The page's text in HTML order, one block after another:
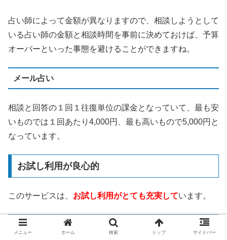
占い師によって金額が異なりますので、相談しようとして
いる占い師の金額と相談時間を事前に決めておけば、予算
オーバーといった事態を避けることができますね。
メール占い
相談と回答の１回１往復単位の課金となっていて、最も安
いものでは１回あたり4,000円、最も高いもので5,000円と
なっています。
お試し利用が良心的
このサービスは、 お試し利用がとても充実しています。
3,000円分の無料相談ポイント
メニュー ホーム 検索 トップ サイドバー